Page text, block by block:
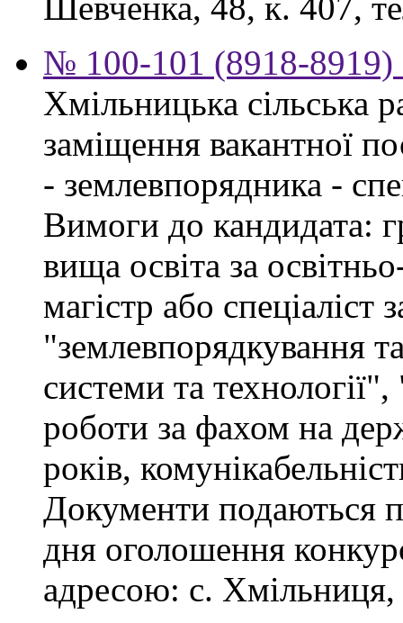
№ 100-101 (8918-8919)
Хмільницька сільська
заміщення вакантної
- землевпорядника -
Вимоги до кандидата:
вища освіта за
магістр або спеціаліст
"землевпорядкування
системи та технології",
роботи за фахом на
років,
Документи подаються
дня оголошення
адресою: с.